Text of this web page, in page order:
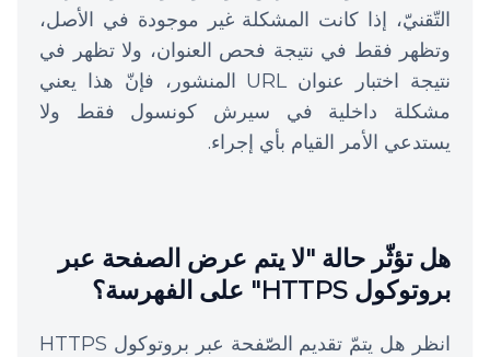
التّقنيّ، إذا كانت المشكلة غير موجودة في الأصل،
وتظهر فقط في نتيجة فحص العنوان، ولا تظهر في
نتيجة اختبار عنوان URL المنشور، فإنّ هذا يعني
مشكلة داخلية في سيرش كونسول فقط ولا
يستدعي الأمر القيام بأي إجراء.
هل تؤثّر حالة "لا يتم عرض الصفحة عبر
بروتوكول HTTPS" على الفهرسة؟
انظر هل يتمّ تقديم الصّفحة عبر بروتوكول HTTPS